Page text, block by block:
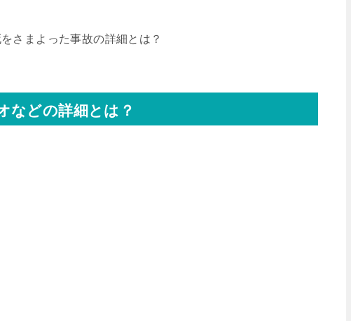
さまよった事故の詳細とは？
などの詳細とは？